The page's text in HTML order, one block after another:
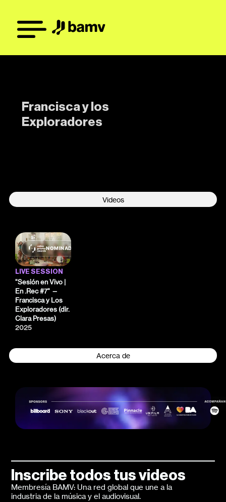
Francisca y los
Exploradores
Videos
Acerca de
NOMINADO
LIVE SESSION
"Sesión en Vivo |
En .Rec #7" —
Francisca y Los
Exploradores (dir.
Clara Presas)
2025
Inscribe todos tus videos
Membresía BAMV: Una red global que une a la
industria de la música y el audiovisual.